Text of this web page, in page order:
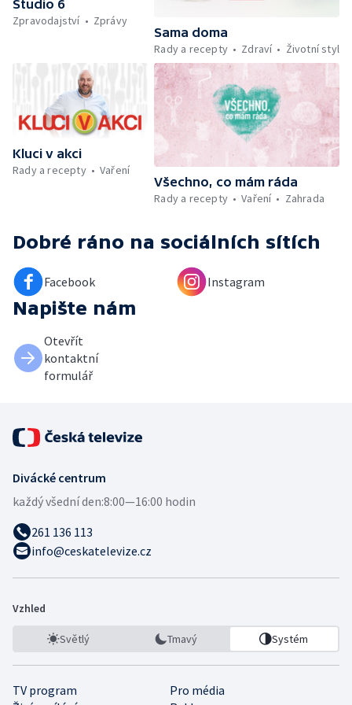
maso, vejce, mléčné výrobky a luštěniny —
Kniha veselých říkanek Hrátky se zvířátky —
Umělecký festival Pohoda 2026 —
Vyhodnocení ankety + ČT tipy —
Vyhodnocení divácké soutěže — Práce
záchranářů v létě
Studio 6
Zpravodajství
Zprávy
Sama doma
Rady a recepty
Zdraví Životní styl
Kluci v akci
Rady a recepty
Vaření
Všechno, co mám ráda
Rady a recepty
Vaření Zahrada
Dobré ráno na sociálních sítích
Facebook Instagram
Napište nám
Otevřít
kontaktní
formulář
Divácké centrum
každý všední den:8:00—16:00 hodin
261 136 113
info@ceskatelevize.cz
Vzhled
Světlý Tmavý Systém
TV program
Pro média